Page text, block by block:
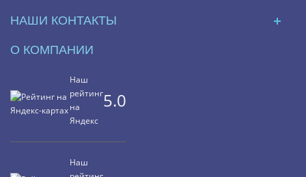
НАШИ КОНТАКТЫ
О КОМПАНИИ
Наш
рейтинг
на
Яндекс
5.0
Наш